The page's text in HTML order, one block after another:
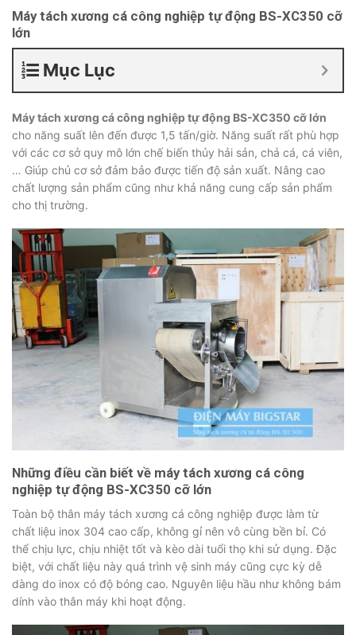
Máy tách xương cá công nghiệp tự động BS-XC350 cỡ
lớn
Mục Lục
Máy tách xương cá công nghiệp tự động BS-XC350 cỡ lớn
cho năng suất lên đến được 1,5 tấn/giờ. Năng suất rất phù hợp
với các cơ sở quy mô lớn chế biến thủy hải sản, chả cá, cá viên,
… Giúp chủ cơ sở đảm bảo được tiến độ sản xuất. Nâng cao
chất lượng sản phẩm cũng như khả năng cung cấp sản phẩm
cho thị trường.
Những điều cần biết về máy tách xương cá công
nghiệp tự động BS-XC350 cỡ lớn
Toàn bộ thân máy tách xương cá công nghiệp được làm từ
chất liệu inox 304 cao cấp, không gỉ nên vô cùng bền bỉ. Có
thể chịu lực, chịu nhiệt tốt và kèo dài tuổi thọ khi sử dụng. Đặc
biệt, với chất liệu này quá trình vệ sinh máy cũng cực kỳ dễ
dàng do inox có độ bóng cao. Nguyên liệu hầu như không bám
dính vào thân máy khi hoạt động.